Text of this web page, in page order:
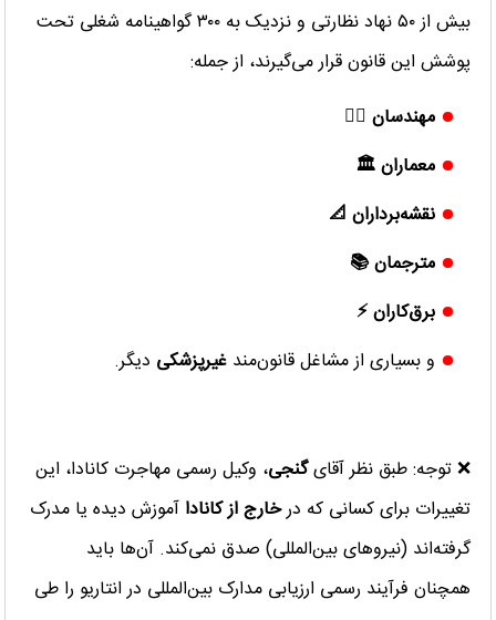
بیش از ۵۰ نهاد نظارتی و نزدیک به ۳۰۰ گواهینامه شغلی تحت
پوشش این قانون قرار می‌گیرند، از جمله:
مهندسان 👷‍♂️
معماران 🏛
نقشه‌برداران 📐
مترجمان 📚
برق‌کاران ⚡
و بسیاری از مشاغل قانون‌مند غیرپزشکی دیگر.
❌ توجه: طبق نظر آقایگنجی، وکیل رسمی مهاجرت کانادا، این
تغییرات برای کسانی که درخارج از کانادا آموزش دیده یا مدرک
گرفته‌اند (نیروهای بین‌المللی) صدق نمی‌کند. آن‌ها باید
همچنان فرآیند رسمی ارزیابی مدارک بین‌المللی در انتاریو را طی